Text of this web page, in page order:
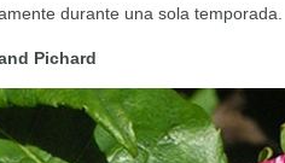
durante una sola temporada.
Pichard